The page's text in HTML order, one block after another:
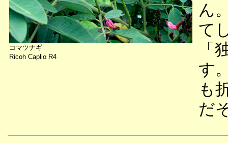
コマツナギ
Ricoh Caplio R4
ん
て
「
す
も
だ